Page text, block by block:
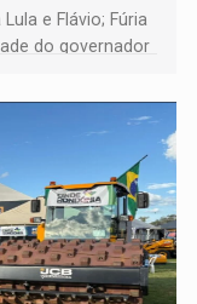
e Flávio; Fúria
do governador
faz evento em